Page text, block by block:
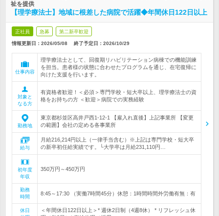
祉を提供
【理学療法士】地域に根差した病院で活躍◆年間休日122日以上
正社員 急募 第二新卒歓迎
情報更新日：2026/05/08 終了予定日： 2026/10/29
仕事内容
理学療法士として、回復期リハビリテーション病棟での機能訓練
を担当。患者様の状態に合わせたプログラムを通じ、在宅復帰に
向けた支援を行います。
対象と
なる方
有資格者歓迎！＜必須＞専門学校・短大卒以上、理学療法士の資
格をお持ちの方 ＜歓迎＞病院での実務経験
勤務地
東京都杉並区高井戸西1-12-1 【雇入れ直後】上記事業所 【変更
の範囲】会社の定める各事業所
給与
月給216,214円以上（一律手当含む）※上記は専門学校・短大卒
の新卒初任給実績です。└大学卒は月給231,110円…
初年度
年収
350万円～450万円
勤務
時間
8:45～17:30 （実働7時間45分）休憩：1時間時間外労働有無：有
休日
＜年間休日122日以上＞* 週休2日制（4週8休） * リフレッシュ休